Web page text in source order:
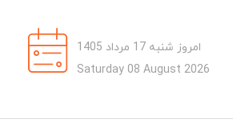
امروز شنبه 17 مرداد 1405
Saturday 08 August 2026